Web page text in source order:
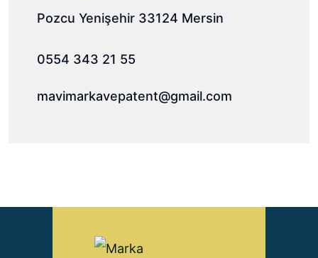
Pozcu Yenişehir 33124 Mersin
0554 343 21 55
mavimarkavepatent@gmail.com